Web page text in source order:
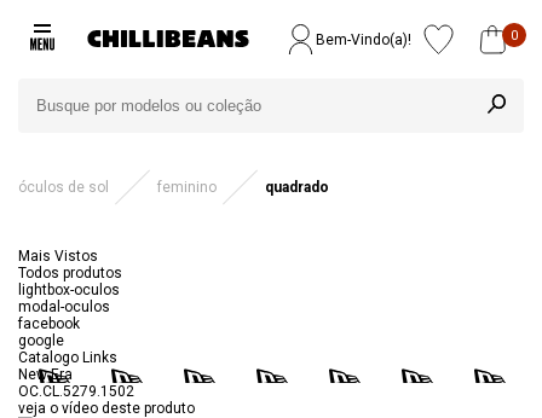
Bem-Vindo(a)! 0
óculos de sol feminino quadrado
Mais Vistos
Todos produtos
lightbox-oculos
modal-oculos
facebook
google
Catalogo Links
New Era
OC.CL.5279.1502
veja o vídeo deste produto